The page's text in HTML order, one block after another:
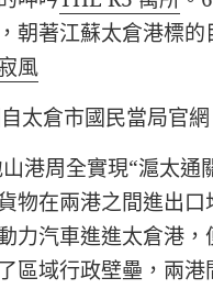
朝著江蘇太倉港標
風
太倉市國民當局官網
港周全實現“滬太通
物在兩港之間進出口
力汽車進進太倉港
區域行政壁壘，兩